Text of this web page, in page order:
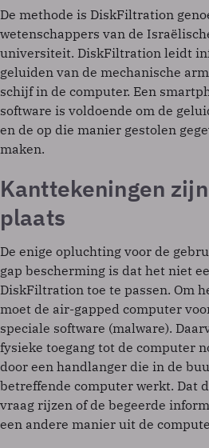
De methode is DiskFiltration
wetenschappers van de
universiteit. DiskFiltration leidt
geluiden van de mechanische
schijf in de computer. Een
software is voldoende om de
en de op die manier gestolen
maken.
Kanttekeningen
plaats
De enige opluchting voor de
gap bescherming is dat het niet
DiskFiltration toe te passen. Om
moet de air-gapped computer
speciale software (malware).
fysieke toegang tot de computer
door een handlanger die in de
betreffende computer werkt. Dat
vraag rijzen of de begeerde
een andere manier uit de